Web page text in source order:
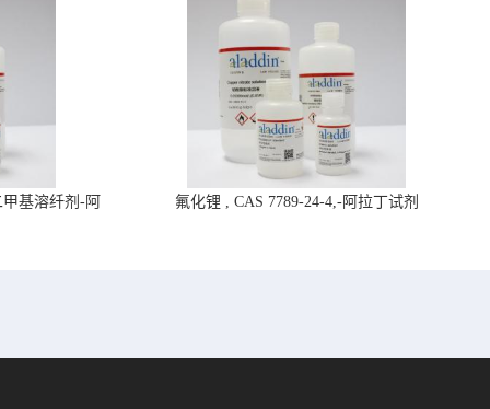
基溶纤剂-阿 氟化锂 , CAS 7789-24-4,-阿拉丁试剂